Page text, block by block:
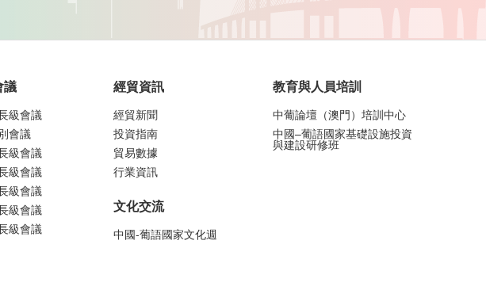
議
級會議
會議
級會議
級會議
級會議
級會議
級會議
經貿資訊
經貿新聞
投資指南
貿易數據
行業資訊
文化交流
中國-葡語國家文化週
教育與人員培訓
中葡論壇（澳門）培訓中心
中國–葡語國家基礎設施投資
與建設研修班